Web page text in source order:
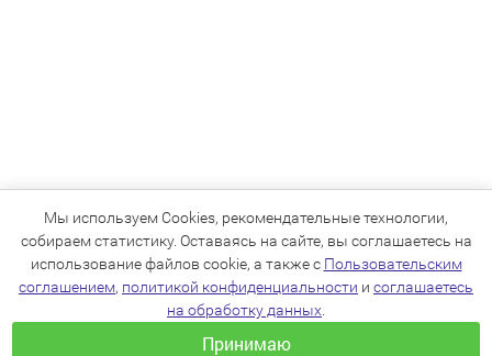
Мы используем Cookies, рекомендательные технологии,
собираем статистику. Оставаясь на сайте, вы соглашаетесь на
использование файлов cookie, а также с Пользовательским
соглашением, политикой конфиденциальности и соглашаетесь
на обработку данных
Принимаю